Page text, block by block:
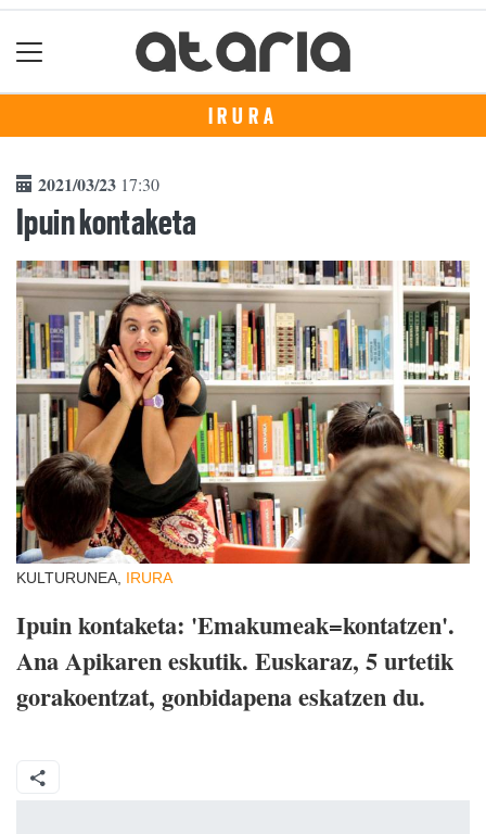
IRURA
2021/03/23 17:30
Ipuin kontaketa
KULTURUNEA, IRURA
Ipuin kontaketa: 'Emakumeak=kontatzen'.
Ana Apikaren eskutik. Euskaraz, 5 urtetik
gorakoentzat, gonbidapena eskatzen du.